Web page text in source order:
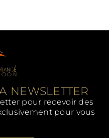
NEWSLETTER
pour recevoir des
pour vous